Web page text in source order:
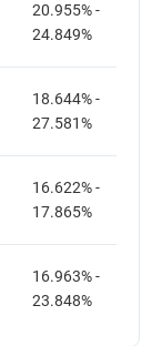
20.955% -
24.849%
18.644% -
27.581%
16.622% -
17.865%
16.963% -
23.848%